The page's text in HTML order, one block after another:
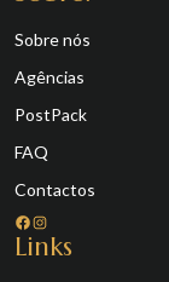
Sobre nós
Agências
PostPack
FAQ
Contactos
Facebook Instagram
Links